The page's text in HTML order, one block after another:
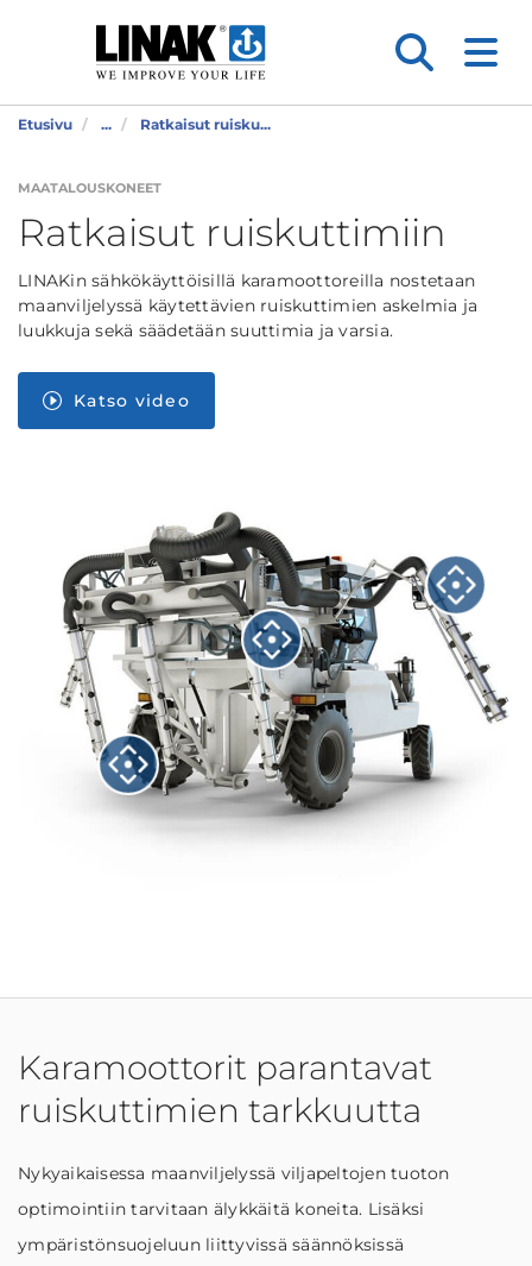
Etusivu ... Ratkaisut ruisku...
MAATALOUSKONEET
Ratkaisut ruiskuttimiin
LINAKin sähkökäyttöisillä karamoottoreilla nostetaan
maanviljelyssä käytettävien ruiskuttimien askelmia ja
luukkuja sekä säädetään suuttimia ja varsia.
Katso video
Karamoottorit parantavat
ruiskuttimien tarkkuutta
Nykyaikaisessa maanviljelyssä viljapeltojen tuoton
optimointiin tarvitaan älykkäitä koneita. Lisäksi
ympäristönsuojeluun liittyvissä säännöksissä